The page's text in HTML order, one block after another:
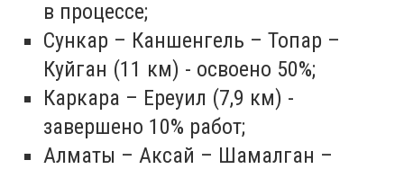
в процессе;
Сункар – Каншенгель – Топар –
Куйган (11 км) - освоено 50%;
Каркара – Ереуил (7,9 км) -
завершено 10% работ;
Алматы – Аксай – Шамалган –